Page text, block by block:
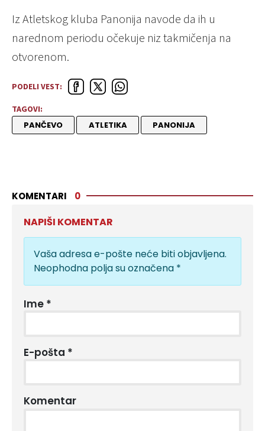
Iz Atletskog kluba Panonija navode da ih u
narednom periodu očekuje niz takmičenja na
otvorenom.
PODELI VEST:
TAGOVI:
PANČEVO ATLETIKA PANONIJA
KOMENTARI 0
NAPIŠI KOMENTAR
Vaša adresa e-pošte neće biti objavljena.
Neophodna polja su označena *
Ime *
E-pošta *
Komentar